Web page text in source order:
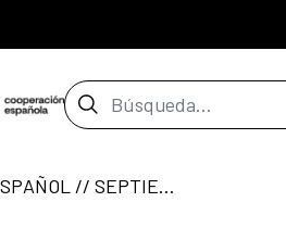
Barra de búsqueda
MARTES DE CINE ESPAÑOL // SEPTIEMBRE